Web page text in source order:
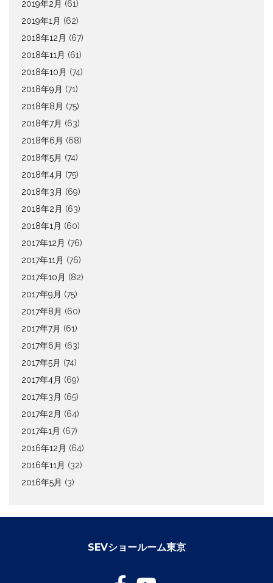
2019年2月 (61)
2019年1月 (62)
2018年12月 (67)
2018年11月 (61)
2018年10月 (74)
2018年9月 (71)
2018年8月 (75)
2018年7月 (63)
2018年6月 (68)
2018年5月 (74)
2018年4月 (75)
2018年3月 (69)
2018年2月 (63)
2018年1月 (60)
2017年12月 (76)
2017年11月 (76)
2017年10月 (82)
2017年9月 (75)
2017年8月 (60)
2017年7月 (61)
2017年6月 (63)
2017年5月 (74)
2017年4月 (69)
2017年3月 (65)
2017年2月 (64)
2017年1月 (67)
2016年12月 (64)
2016年11月 (32)
2016年5月 (3)
SEVショールーム東京